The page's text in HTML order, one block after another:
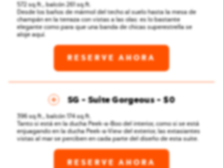
572 sq.ft., balcón 261 sq.ft.
Desde los baños de mármol del techo al suelo hasta la mesa de
champán en la terraza con vistas a las olas: es lo bastante
elegante como para que una banda de chicas superestrella se
aloje aquí.
RESERVE AHORA
SG - Suite Gorgeous
396 sq.ft., balcón 174 sq.ft.
Tanto si está en la ducha Peek-a-Boo del interior, como si se está
enjuagando en la ducha Peek-a-View del exterior, las extasiantes
vistas al mar se perciben en cada parte del diseño de esta suite.
$0
RESERVE AHORA